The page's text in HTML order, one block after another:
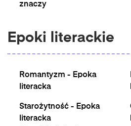
znaczy
Epoki literackie
Romantyzm - Epoka
literacka
Starożytność - Epoka
literacka